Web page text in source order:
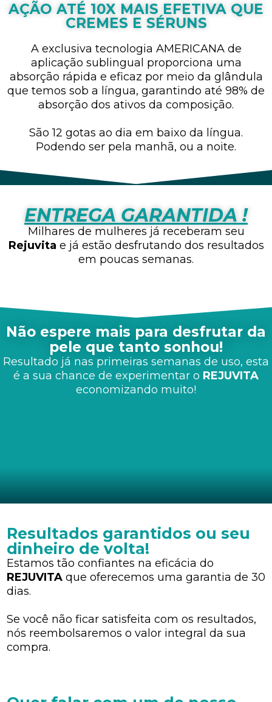
AÇÃO ATÉ 10X MAIS EFETIVA QUE
CREMES E SÉRUNS
A exclusiva tecnologia AMERICANA de
aplicação sublingual proporciona uma
absorção rápida e eficaz por meio da glândula
que temos sob a língua, garantindo até 98% de
absorção dos ativos da composição.
São 12 gotas ao dia em baixo da língua.
Podendo ser pela manhã, ou a noite.
ENTREGA GARANTIDA !
Milhares de mulheres já receberam seu
Rejuvita e já estão desfrutando dos resultados
em poucas semanas.
Não espere mais para desfrutar da
pele que tanto sonhou!
Resultado já nas primeiras semanas de uso, esta
é a sua chance de experimentar o REJUVITA
economizando muito!
Resultados garantidos ou seu
dinheiro de volta!
Estamos tão confiantes na eficácia do
REJUVITA que oferecemos uma garantia de 30
dias.
Se você não ficar satisfeita com os resultados,
nós reembolsaremos o valor integral da sua
compra.